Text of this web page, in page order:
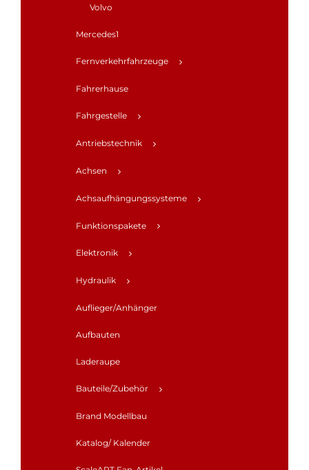
Volvo
Mercedes1
Fernverkehrfahrzeuge
Fahrerhause
Fahrgestelle
Antriebstechnik
Achsen
Achsaufhängungssysteme
Funktionspakete
Elektronik
Hydraulik
Auflieger/Anhänger
Aufbauten
Laderaupe
Bauteile/Zubehör
Brand Modellbau
Katalog/ Kalender